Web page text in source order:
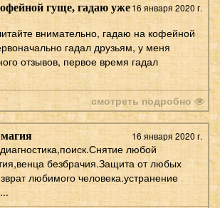
16 января 2020 г.
гуще, гадаю уже
внимательно, гадаю на кофейной
гадал друзьям, у меня
отзывов, первое время гадал
смотреть подробно
16 января 2020 г.
любой
безбрачия.Защита от любых
любимого человека.устранение